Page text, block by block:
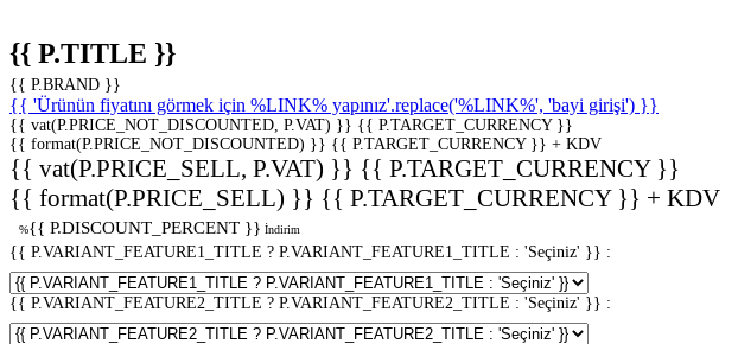
{{ P.TITLE }}
{{ P.BRAND }}
{{ 'Ürünün fiyatını görmek için %LINK% yapınız'.replace('%LINK%', 'bayi girişi') }}
{{ vat(P.PRICE_NOT_DISCOUNTED, P.VAT) }} {{ P.TARGET_CURRENCY }}
{{ format(P.PRICE_NOT_DISCOUNTED) }} {{ P.TARGET_CURRENCY }} + KDV
{{ vat(P.PRICE_SELL, P.VAT) }} {{ P.TARGET_CURRENCY }}
{{ format(P.PRICE_SELL) }} {{ P.TARGET_CURRENCY }} + KDV
%{{ P.DISCOUNT_PERCENT }} İndirim
{{ P.VARIANT_FEATURE1_TITLE ? P.VARIANT_FEATURE1_TITLE : 'Seçiniz' }} :
{{ P.VARIANT_FEATURE2_TITLE ? P.VARIANT_FEATURE2_TITLE : 'Seçiniz' }} :